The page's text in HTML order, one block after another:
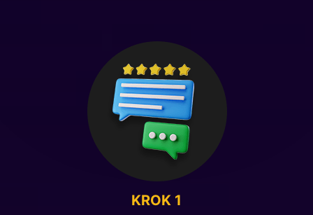
KROK 1